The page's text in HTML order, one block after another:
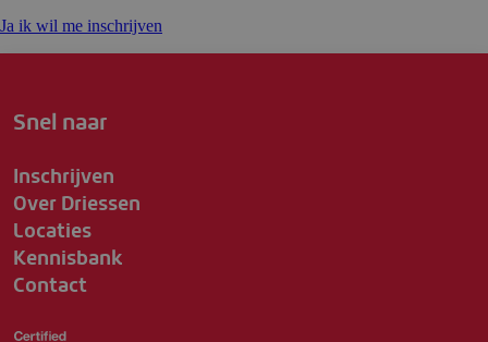
Ja ik wil me inschrijven
Snel naar
Inschrijven
Over Driessen
Locaties
Kennisbank
Contact